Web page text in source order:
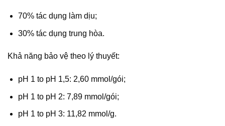
70% tác dụng làm dịu;
30% tác dụng trung hòa.
Khả năng bảo vệ theo lý thuyết:
pH 1 to pH 1,5: 2,60 mmol/gói;
pH 1 to pH 2: 7,89 mmol/gói;
pH 1 to pH 3: 11,82 mmol/g.